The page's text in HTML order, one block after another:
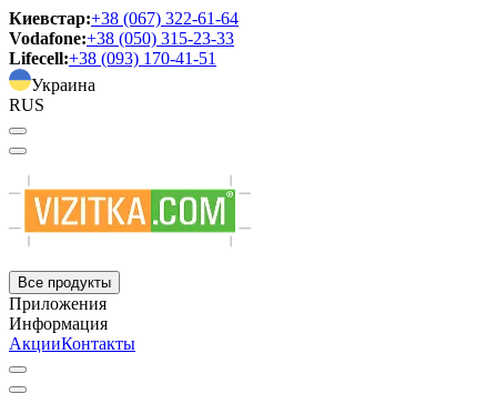
Киевстар:+38 (067) 322-61-64
Vodafone:+38 (050) 315-23-33
Lifecell:+38 (093) 170-41-51
Украина
RUS
Все продукты
Приложения
Информация
АкцииКонтакты